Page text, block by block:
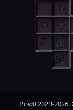
Priw8 2023-